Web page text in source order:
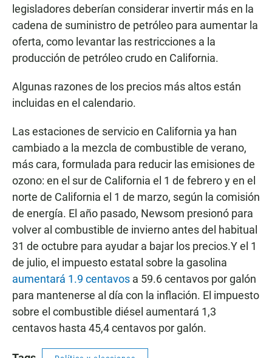
legisladores deberían considerar invertir más en la
cadena de suministro de petróleo para aumentar la
oferta, como levantar las restricciones a la
producción de petróleo crudo en California.
Algunas razones de los precios más altos están
incluidas en el calendario.
Las estaciones de servicio en California ya han
cambiado a la mezcla de combustible de verano,
más cara, formulada para reducir las emisiones de
ozono: en el sur de California el 1 de febrero y en el
norte de California el 1 de marzo, según la comisión
de energía. El año pasado, Newsom presionó para
volver al combustible de invierno antes del habitual
31 de octubre para ayudar a bajar los precios.Y el 1
de julio, el impuesto estatal sobre la gasolina
aumentará 1.9 centavos a 59.6 centavos por galón
para mantenerse al día con la inflación. El impuesto
sobre el combustible diésel aumentará 1,3
centavos hasta 45,4 centavos por galón.